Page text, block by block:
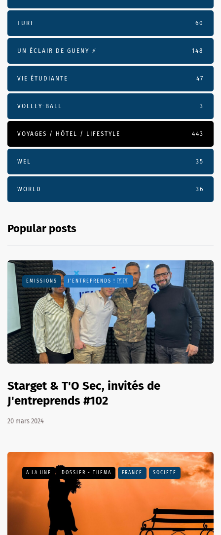
TURF 60
UN ÉCLAIR DE GUENY ⚡️ 148
VIE ÉTUDIANTE 47
VOLLEY-BALL 3
VOYAGES / HÔTEL / LIFESTYLE 443
WEL 35
WORLD 36
Popular posts
EMISSIONS J'ENTREPRENDS ! 🇫🇷
Starget & T'O Sec, invités de
J'entreprends #102
20 mars 2024
A LA UNE DOSSIER - THEMA FRANCE SOCIÉTÉ